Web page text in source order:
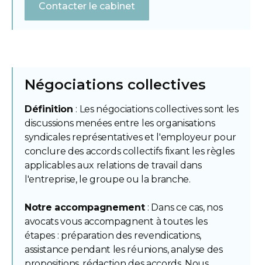
Contacter le cabinet
Négociations collectives
Définition : Les négociations collectives sont les
discussions menées entre les organisations
syndicales représentatives et l'employeur pour
conclure des accords collectifs fixant les règles
applicables aux relations de travail dans
l'entreprise, le groupe ou la branche.
Notre accompagnement : Dans ce cas, nos
avocats vous accompagnent à toutes les
étapes : préparation des revendications,
assistance pendant les réunions, analyse des